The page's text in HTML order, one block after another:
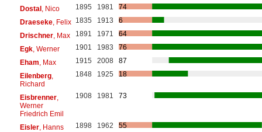
Dostal, Nico 1895 1981
74
Draeseke, Felix 1835 1913
6
Drischner, Max 1891 1971
64
Egk, Werner 1901 1983
76
Eham , Max 1915 2008
87
Eilenberg,
Richard
1848 1925 18
Eisbrenner,
Werner
Friedrich Emil
1908 1981 73
Eisler, Hanns 1898 1962
55